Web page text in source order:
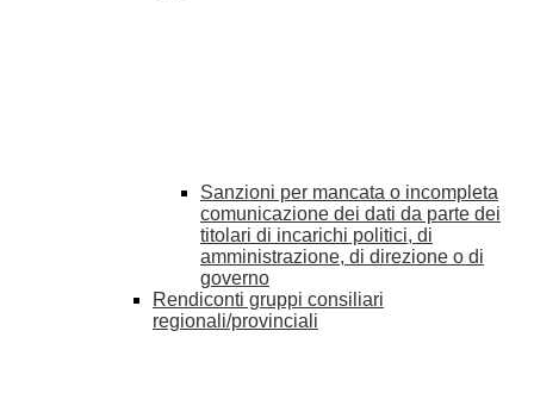
Sanzioni per mancata o incompleta
comunicazione dei dati da parte dei
titolari di incarichi politici, di
amministrazione, di direzione o di
governo
Rendiconti gruppi consiliari
regionali/provinciali